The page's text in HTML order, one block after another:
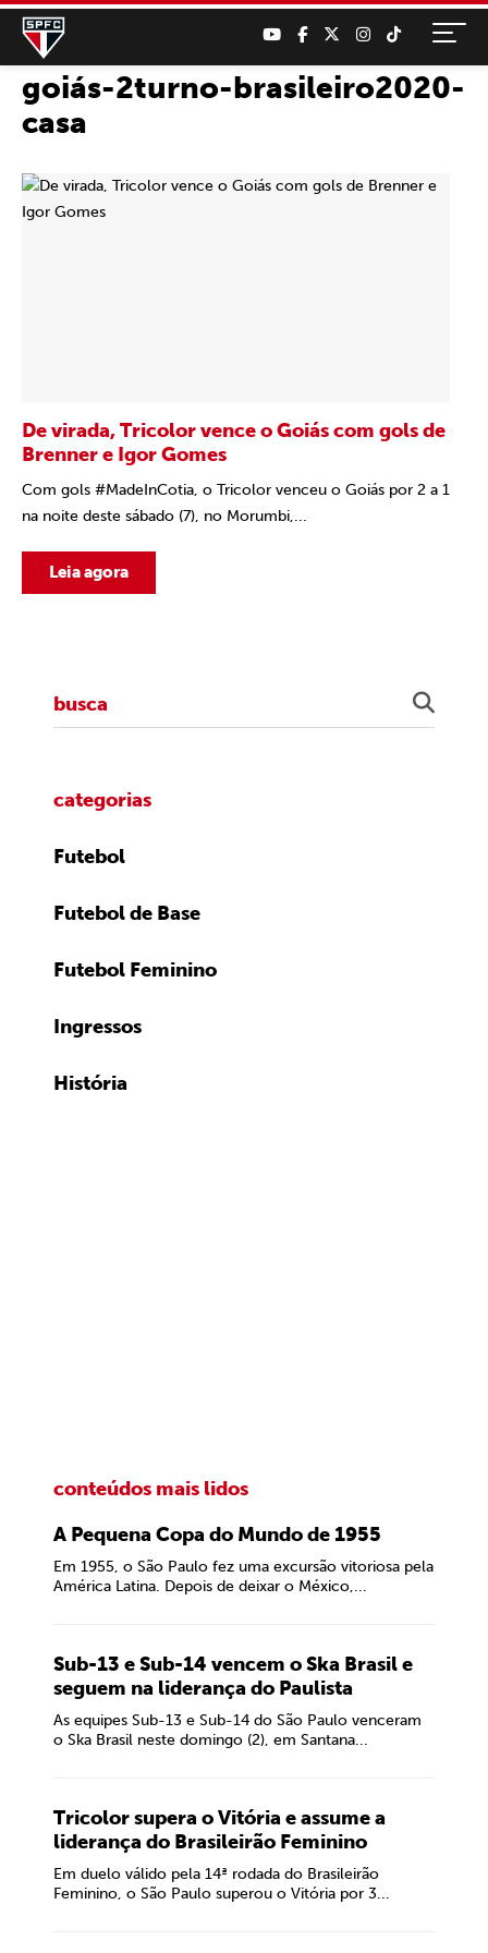
goiás-2turno-brasileiro2020-
casa
De virada, Tricolor vence o Goiás com gols de
Brenner e Igor Gomes
Com gols #MadeInCotia, o Tricolor venceu o Goiás por 2 a 1
na noite deste sábado (7), no Morumbi,...
Leia agora
categorias
Futebol
Futebol de Base
Futebol Feminino
Ingressos
História
conteúdos mais lidos
A Pequena Copa do Mundo de 1955
Em 1955, o São Paulo fez uma excursão vitoriosa pela
América Latina. Depois de deixar o México,...
Sub-13 e Sub-14 vencem o Ska Brasil e
seguem na liderança do Paulista
As equipes Sub-13 e Sub-14 do São Paulo venceram
o Ska Brasil neste domingo (2), em Santana...
Tricolor supera o Vitória e assume a
liderança do Brasileirão Feminino
Em duelo válido pela 14ª rodada do Brasileirão
Feminino, o São Paulo superou o Vitória por 3...